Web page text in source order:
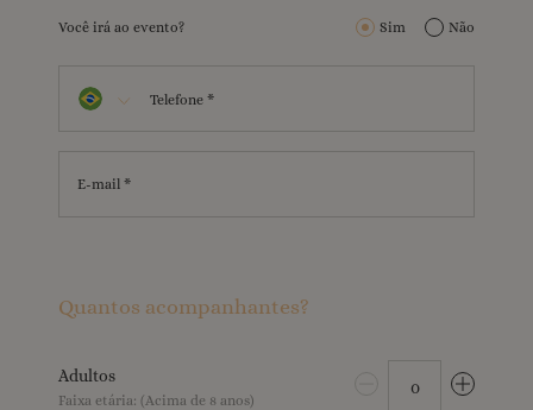
Você irá ao evento? Sim Não
Telefone *
E-mail *
Quantos acompanhantes?
Adultos
Faixa etária: (Acima de 8 anos)
0